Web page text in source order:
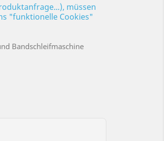
müssen
"funktionelle Cookies"
Bandschleifmaschine